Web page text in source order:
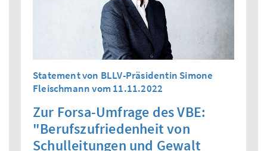
Statement von BLLV-Präsidentin Simone
Fleischmann vom 11.11.2022
Zur Forsa-Umfrage des VBE:
"Berufszufriedenheit von
Schulleitungen und Gewalt